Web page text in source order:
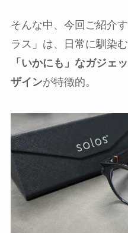
そんな中、今回ご紹介
ラス」は、日常に馴染
「いかにも」なガジェ
ザインが特徴的。